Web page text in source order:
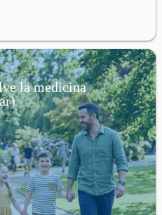
la medicina